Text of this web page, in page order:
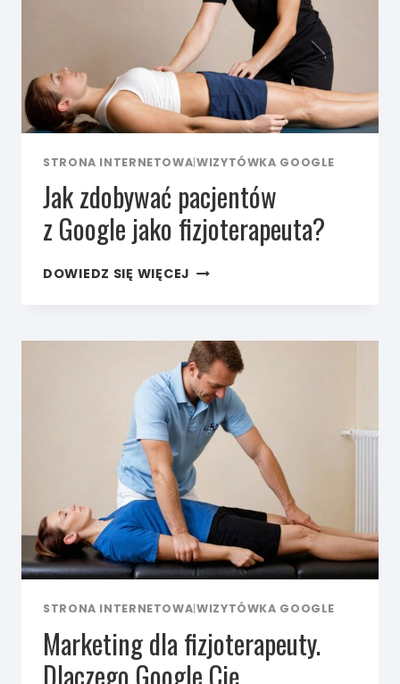
STRONA INTERNETOWA|WIZYTÓWKA GOOGLE
Jak zdobywać pacjentów
z Google jako fizjoterapeuta?
DOWIEDZ SIĘ WIĘCEJ JAK
JAKO
FIZJOTERAPEUTA?
STRONA INTERNETOWA|WIZYTÓWKA GOOGLE
Marketing dla fizjoterapeuty.
Dlaczego Google Cię